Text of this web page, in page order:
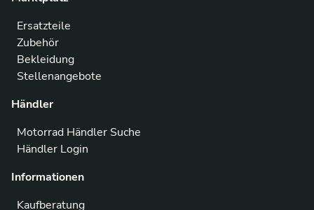
Ersatzteile
Zubehör
Bekleidung
Stellenangebote
Händler
Motorrad Händler Suche
Händler Login
Informationen
Kaufberatung